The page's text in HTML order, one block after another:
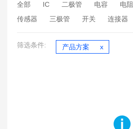
全部 IC 二极管 电容 电阻
传感器
三极管 开关 连接器
筛选条件: 产品方案